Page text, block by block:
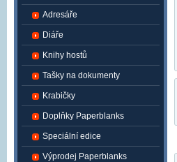
Adresáře
Diáře
Knihy hostů
Tašky na dokumenty
Krabičky
Doplňky Paperblanks
Speciální edice
Výprodej Paperblanks